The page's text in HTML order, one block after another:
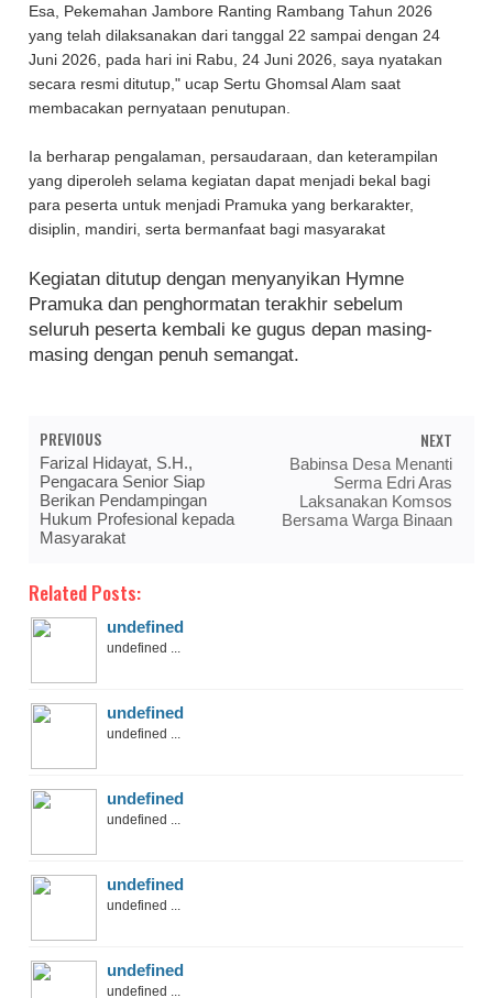
Esa, Pekemahan Jambore Ranting Rambang Tahun 2026
yang telah dilaksanakan dari tanggal 22 sampai dengan 24
Juni 2026, pada hari ini Rabu, 24 Juni 2026, saya nyatakan
secara resmi ditutup," ucap Sertu Ghomsal Alam saat
membacakan pernyataan penutupan.
Ia berharap pengalaman, persaudaraan, dan keterampilan
yang diperoleh selama kegiatan dapat menjadi bekal bagi
para peserta untuk menjadi Pramuka yang berkarakter,
disiplin, mandiri, serta bermanfaat bagi masyarakat
Kegiatan ditutup dengan menyanyikan Hymne
Pramuka dan penghormatan terakhir sebelum
seluruh peserta kembali ke gugus depan masing-
masing dengan penuh semangat.
PREVIOUS
Farizal Hidayat, S.H.,
Pengacara Senior Siap
Berikan Pendampingan
Hukum Profesional kepada
Masyarakat
NEXT
Babinsa Desa Menanti
Serma Edri Aras
Laksanakan Komsos
Bersama Warga Binaan
Related Posts:
undefined
undefined ...
undefined
undefined ...
undefined
undefined ...
undefined
undefined ...
undefined
undefined ...